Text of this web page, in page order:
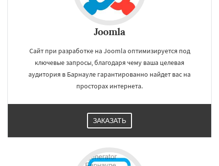
Joomla
Сайт при разработке на Joomla оптимизируется под
ключевые запросы, благодаря чему ваша целевая
аудитория в Барнауле гарантированно найдет вас на
просторах интернета.
ЗАКАЗАТЬ